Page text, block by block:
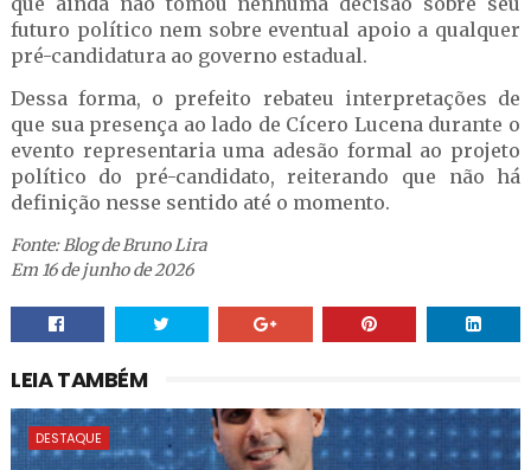
futuro político nem sobre eventual apoio a qualquer
pré-candidatura ao governo estadual.
Dessa forma, o prefeito rebateu interpretações de
que sua presença ao lado de Cícero Lucena durante o
evento representaria uma adesão formal ao projeto
político do pré-candidato, reiterando que não há
definição nesse sentido até o momento.
Fonte: Blog de Bruno Lira
Em 16 de junho de 2026
LEIA TAMBÉM
DESTAQUE